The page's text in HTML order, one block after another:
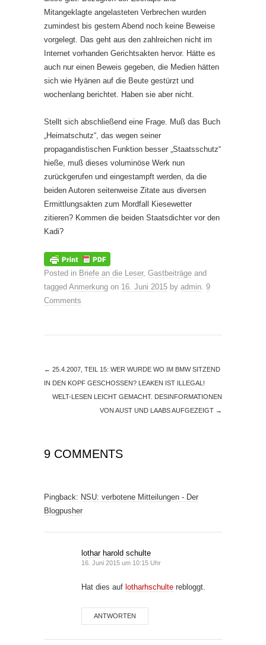
Mitangeklagte angelasteten Verbrechen wurden
zumindest bis gestern Abend noch keine Beweise
vorgelegt. Das geht aus den zahlreichen nicht im
Internet vorhanden Gerichtsakten hervor. Hätte es
auch nur einen Beweis gegeben, die Medien hätten
sich wie Hyänen auf die Beute gestürzt und
wochenlang berichtet. Haben sie aber nicht.
Stellt sich abschließend eine Frage. Muß das Buch
„Heimatschutz“, das wegen seiner
propagandistischen Funktion besser „Staatsschutz“
hieße, muß dieses voluminöse Werk nun
zurückgerufen und eingestampft werden, da die
beiden Autoren seitenweise Zitate aus diversen
Ermittlungsakten zum Mordfall Kiesewetter
zitieren? Kommen die beiden Staatsdichter vor den
Kadi?
Posted in Briefe an die Leser, Gastbeiträge and
tagged Anmerkung on 16. Juni 2015 by admin. 9
Comments
← 25.4.2007, TEIL 15: WER WURDE WO IM BMW SITZEND
IN DEN KOPF GESCHOSSEN? LEAKEN IST ILLEGAL!
WELT-LESEN LEICHT GEMACHT. DESINFORMATIONEN
VON AUST UND LAABS AUFGEZEIGT →
9 COMMENTS
Pingback: NSU: verbotene Mitteilungen - Der
Blogpusher
lothar harold schulte
16. Juni 2015 um 10:15 Uhr
Hat dies auf lotharhschulte rebloggt.
ANTWORTEN